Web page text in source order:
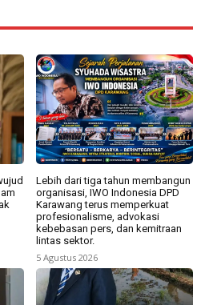
Lebih dari tiga tahun membangun
organisasi, IWO Indonesia DPD
Karawang terus memperkuat
profesionalisme, advokasi
kebebasan pers, dan kemitraan
lintas sektor.
5 Agustus 2026